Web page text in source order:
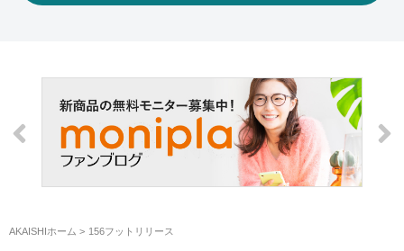
AKAISHIホーム 156フットリリース